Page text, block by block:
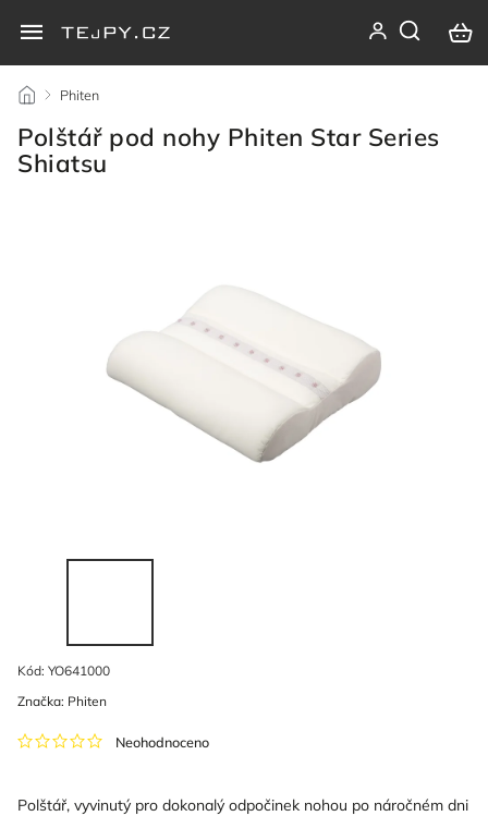
/ Phiten
Polštář pod nohy Phiten Star Series
Shiatsu
Kód: YO641000
Neohodnoceno
Polštář, vyvinutý pro dokonalý odpočinek nohou po náročném dni
Značka: Phiten